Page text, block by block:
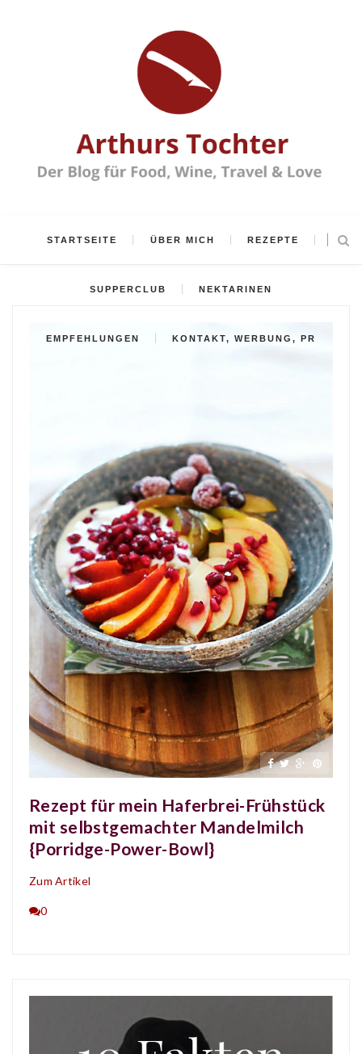
STARTSEITE ÜBER MICH REZEPTE
SUPPERCLUB NEKTARINEN
EMPFEHLUNGEN KONTAKT, WERBUNG, PR
Rezept für mein Haferbrei-Frühstück
mit selbstgemachter Mandelmilch
{Porridge-Power-Bowl}
Zum Artikel
0